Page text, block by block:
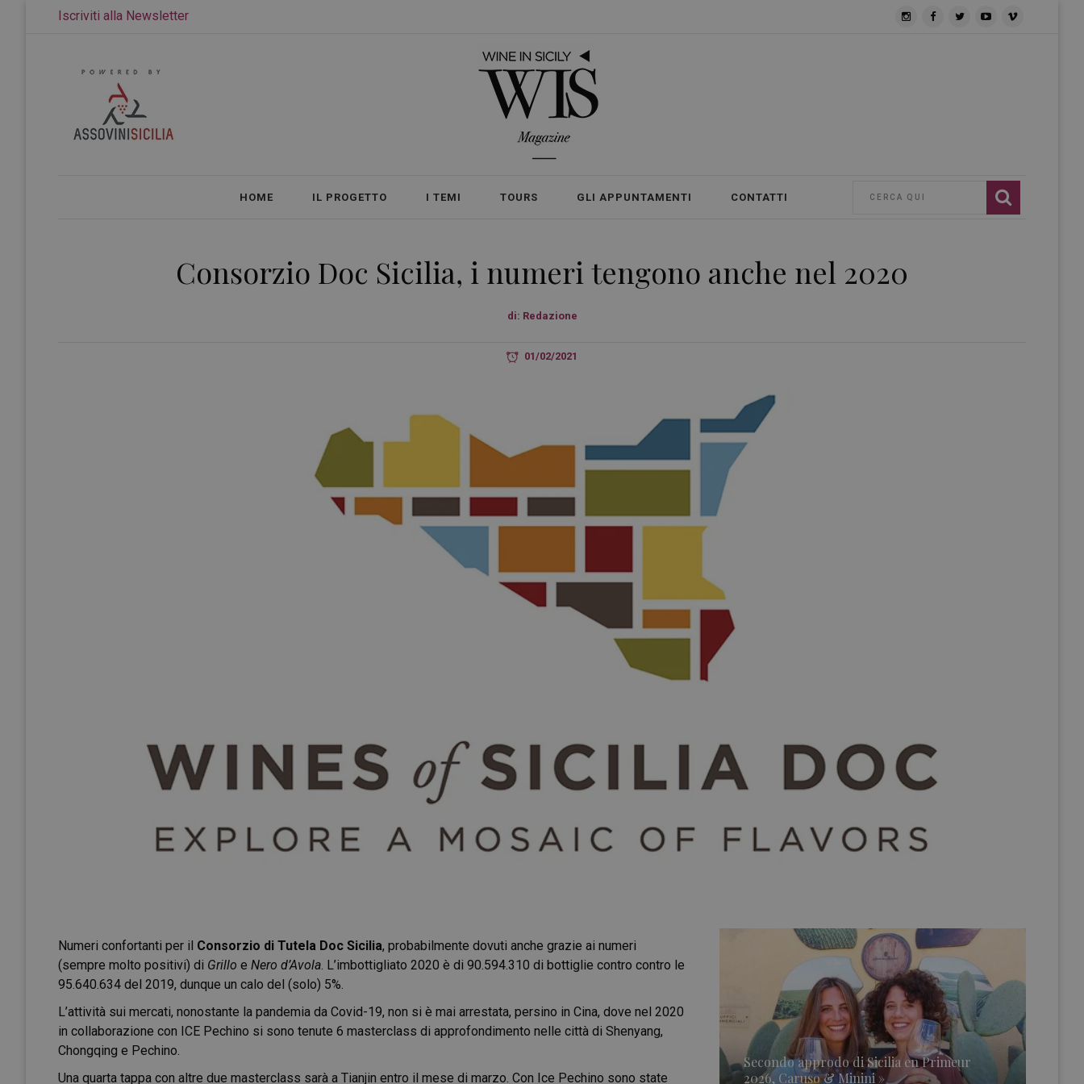
Iscriviti alla Newsletter
HOME IL PROGETTO I TEMI TOURS GLI APPUNTAMENTI CONTATTI
Consorzio Doc Sicilia, i numeri tengono anche nel 2020
di: Redazione
01/02/2021
Numeri confortanti per il Consorzio di Tutela Doc Sicilia, probabilmente dovuti anche grazie ai numeri
(sempre molto positivi) di Grillo e Nero d’Avola. L’imbottigliato 2020 è di 90.594.310 di bottiglie contro contro le
95.640.634 del 2019, dunque un calo del (solo) 5%.
L’attività sui mercati, nonostante la pandemia da Covid-19, non si è mai arrestata, persino in Cina, dove nel 2020
in collaborazione con ICE Pechino si sono tenute 6 masterclass di approfondimento nelle città di Shenyang,
Chongqing e Pechino.
Una quarta tappa con altre due masterclass sarà a Tianjin entro il mese di marzo. Con Ice Pechino sono state
Secondo approdo di Sicilia en Primeur
2026, Caruso & Minini »